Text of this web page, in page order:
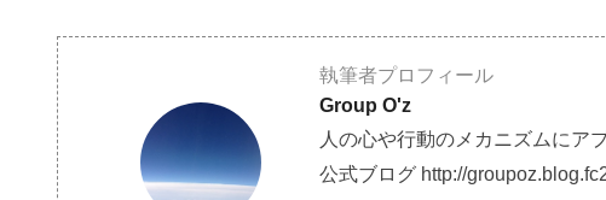
執筆者プロフィール
Group O'z
人の心や行動のメカニズムにア
公式ブログ http://